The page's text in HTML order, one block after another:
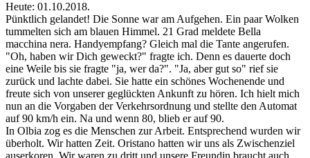
Heute: 01.10.2018.
Pünktlich gelandet! Die Sonne war am Aufgehen. Ein paar Wolken
tummelten sich am blauen Himmel. 21 Grad meldete Bella
macchina nera. Handyempfang? Gleich mal die Tante angerufen.
"Oh, haben wir Dich geweckt?" fragte ich. Denn es dauerte doch
eine Weile bis sie fragte "ja, wer da?". "Ja, aber gut so" rief sie
zurück und lachte dabei. Sie hatte ein schönes Wochenende und
freute sich von unserer geglückten Ankunft zu hören. Ich hielt mich
nun an die Vorgaben der Verkehrsordnung und stellte den Automat
auf 90 km/h ein. Na und wenn 80, blieb er auf 90.
In Olbia zog es die Menschen zur Arbeit. Entsprechend wurden wir
überholt. Wir hatten Zeit. Oristano hatten wir uns als Zwischenziel